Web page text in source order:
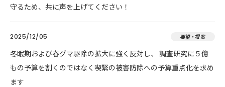
守るため、共に声を上げてください！
2025/12/05 要望・提案
冬眠期および春グマ駆除の拡大に強く反対し、 調査研究に５億
もの予算を割くのではなく喫緊の被害防除への予算重点化を求め
ます